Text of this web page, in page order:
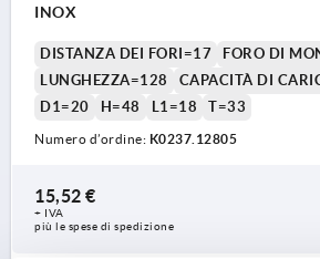
INOX
DISTANZA DEI FORI=17
FORO DI
LUNGHEZZA=128
CAPACITÀ DI
D1=20
H=48 L1=18 T=33
Numero d’ordine: K0237.12805
15,52 €
+ IVA
più le spese di spedizione